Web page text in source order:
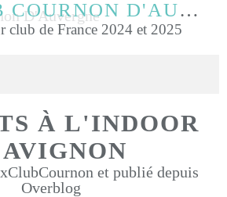
BMX CLUB COURNON D'AUVERGNE
club de France 2024 et 2025
À L'INDOOR
et publié depuis
Overblog